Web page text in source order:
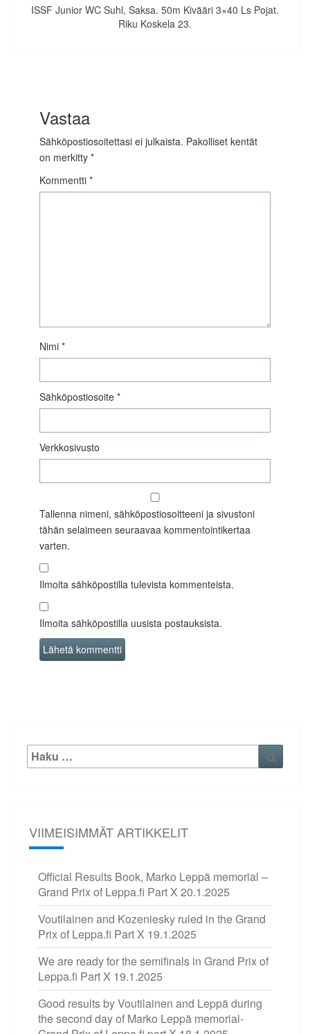
ISSF Junior WC Suhl, Saksa. 50m Kivääri 3×40 Ls Pojat.
Riku Koskela 23.
Vastaa
Sähköpostiosoitettasi ei julkaista. Pakolliset kentät
on merkitty *
Kommentti *
Nimi *
Sähköpostiosoite *
Verkkosivusto
Tallenna nimeni, sähköpostiosoitteeni ja sivustoni
tähän selaimeen seuraavaa kommentointikertaa
varten.
Ilmoita sähköpostilla tulevista kommenteista.
Ilmoita sähköpostilla uusista postauksista.
Etsi:
VIIMEISIMMÄT ARTIKKELIT
Official Results Book, Marko Leppä memorial –
Grand Prix of Leppa.fi Part X 20.1.2025
Voutilainen and Kozeniesky ruled in the Grand
Prix of Leppa.fi Part X 19.1.2025
We are ready for the semifinals in Grand Prix of
Leppa.fi Part X 19.1.2025
Good results by Voutilainen and Leppä during
the second day of Marko Leppä memorial-